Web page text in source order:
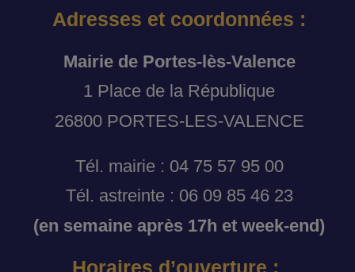
Adresses et coordonnées :
Mairie de Portes-lès-Valence
1 Place de la République
26800 PORTES-LES-VALENCE
Tél. mairie : 04 75 57 95 00
Tél. astreinte : 06 09 85 46 23
(en semaine après 17h et week-end)
Horaires d’ouverture :